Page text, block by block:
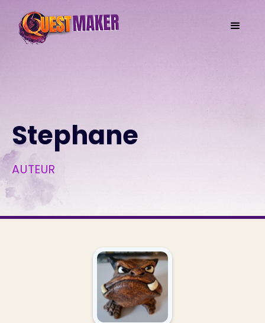
Stephane
AUTEUR